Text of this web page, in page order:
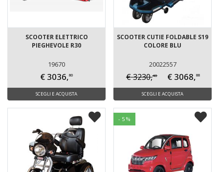
SCOOTER ELETTRICO
PIEGHEVOLE R30
19670
€ 3036,80
SCEGLI E ACQUISTA
SCOOTER CUTIE FOLDABLE S19
COLORE BLU
20022557
€ 3230,40 € 3068,88
SCEGLI E ACQUISTA
- 5 %